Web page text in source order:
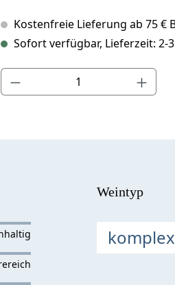
Kostenfreie Lieferung ab 75 €
Sofort verfügbar, Lieferzeit: 2-
Produkt Anzahl: Gib den
Weintyp